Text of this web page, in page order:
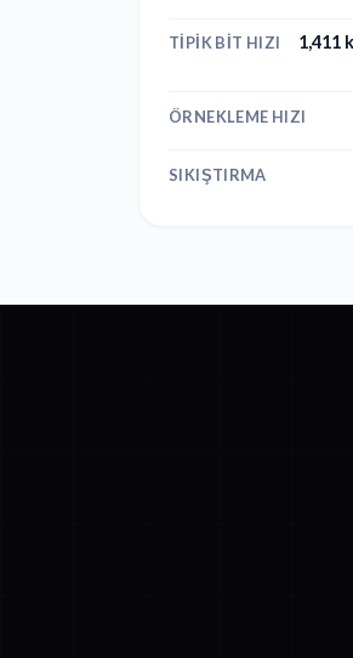
TIPIK BIT HIZI
1,411
ÖRNEKLEME HIZI
SIKIŞTIRMA